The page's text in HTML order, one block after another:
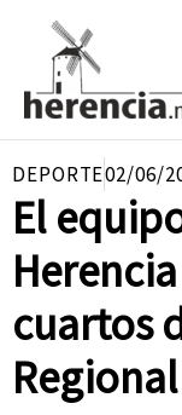
contenido
DEPORTE02/06/
El
cuartos